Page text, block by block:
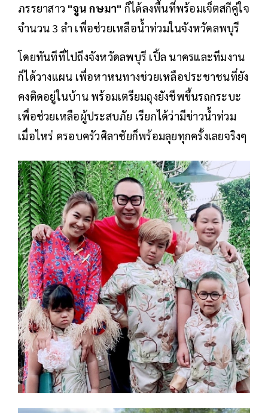
ภรรยาสาว "จูน กษมา" ก็ได้ลงพื้นที่พร้อมเจ็ตสกีคู่ใจ
จำนวน 3 ลำ เพื่อช่วยเหลือน้ำท่วมในจังหวัดลพบุรี
โดยทันทีที่ไปถึงจังหวัดลพบุรี เปิ้ล นาครและทีมงาน
ก็ได้วางแผน เพื่อหาหนทางช่วยเหลือประชาชนที่ยัง
คงติดอยู่ในบ้าน พร้อมเตรียมถุงยังชีพขึ้นรถกระบะ
เพื่อช่วยเหลือผู้ประสบภัย เรียกได้ว่ามีข่าวน้ำท่วม
เมื่อไหร่ ครอบครัวศิลาชัยก็พร้อมลุยทุกครั้งเลยจริงๆ